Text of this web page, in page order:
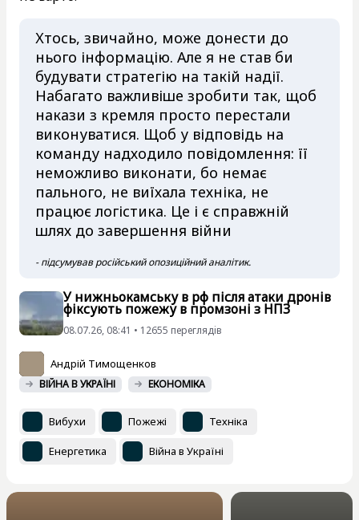
Хтось, звичайно, може донести до
нього інформацію. Але я не став би
будувати стратегію на такій надії.
Набагато важливіше зробити так, щоб
накази з кремля просто перестали
виконуватися. Щоб у відповідь на
команду надходило повідомлення: її
неможливо виконати, бо немає
пального, не виїхала техніка, не
працює логістика. Це і є справжній
шлях до завершення війни
- підсумував російський опозиційний аналітик.
У нижньокамську в рф після атаки дронів
фіксують пожежу в промзоні з НПЗ
08.07.26, 08:41 • 12655 переглядiв
Андрій Тимощенков
ВІЙНА В УКРАЇНІ ЕКОНОМІКА
Вибухи Пожежі Техніка
Енергетика Війна в Україні